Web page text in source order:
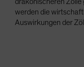
werden die
Auswirkungen der